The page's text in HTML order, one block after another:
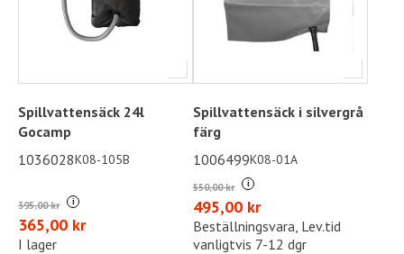
Spillvattensäck 24l
Gocamp
1036028K08-105B
395,00 kr i
365,00 kr
I lager
Spillvattensäck i silvergrå
färg
1006499K08-01A
550,00 kr i
495,00 kr
Beställningsvara, Lev.tid
vanligtvis 7-12 dgr